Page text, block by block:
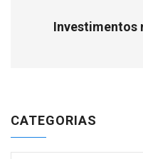
Investimentos
CATEGORIAS